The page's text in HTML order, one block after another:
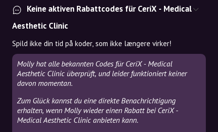
Keine aktiven Rabattcodes für CeriX - Medical
Aesthetic Clinic
Spild ikke din tid på koder, som ikke længere virker!
Molly hat alle bekannten Codes für CeriX - Medical
Aesthetic Clinic überprüft, und leider funktioniert keiner
davon momentan.
Zum Glück kannst du eine direkte Benachrichtigung
erhalten, wenn Molly wieder einen Rabatt bei CeriX -
Medical Aesthetic Clinic anbieten kann.